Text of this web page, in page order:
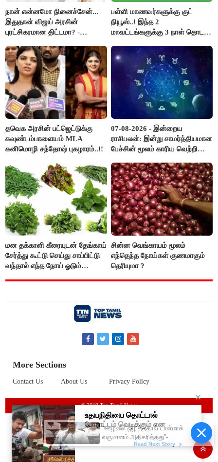
நான் என்னமோ நினைச்சேன்...
இதுதான் விஜய் அரசின்
புரட்சிகரமான திட்டமா? -
பள்ளி மாணவர்களுக்கு குட்
நியூஸ்..! இந்த 2
மாவட்டங்களுக்கு 3 நாள் தொடர்
தவெக அரசின் பட்ஜெட்டுக்கு
கவுண்டம்பாளையம் MLA
கனிமொழி சந்தோஷ் புகழாரம்..!!
07-08-2026 - இன்றைய
ராசிபலன்: இன்று சாமர்த்தியமான
பேச்சின் மூலம் காரிய வெற்றி
பொறுப்புகளை ஒப்படைப்பதில்
கவனம் தேவை..!
மன தக்காளி கீரையுடன் தேங்காய்
சேர்த்து கூட்டு செய்து சாப்பிட்டு
வந்தால் எந்த நோய் ஓடும்
சின்ன வெங்காயம் மூலம்
எந்தெந்த நோய்கள் குணமாகும்
தெரியுமா ?
More Sections
Contact Us About Us Privacy Policy
© 2019 Top Tamil News
“ஊழலை ஒழித்ததால் டாஸ்மாக்
வருமானம் அதிகரித்தது”-
அமைச்சர் விக்னேஷ்